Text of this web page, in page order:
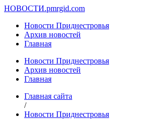
НОВОСТИ.pmrgid.com
Новости Приднестровья
Архив новостей
Главная
Новости Приднестровья
Архив новостей
Главная
Главная сайта
/
Новости Приднестровья